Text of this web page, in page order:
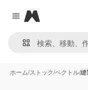
Close menu
Magnific
ホーム/ストック/ベクトル/縫